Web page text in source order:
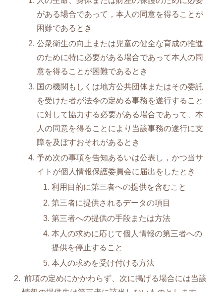
がある場合であって，本人の同意を得ることが
困難であるとき
公衆衛生の向上または児童の健全な育成の推進
のために特に必要がある場合であって本人の同
意を得ることが困難であるとき
国の機関もしくは地方公共団体またはその委託
を受けた者が法令の定める事務を遂行すること
に対して協力する必要がある場合であって、本
人の同意を得ることにより当該事務の遂行に支
障を及ぼすおそれがあるとき
予め次の事項を告知あるいは公表し，かつ当サ
イトが個人情報保護委員会に届出をしたとき
利用目的に第三者への提供を含むこと
第三者に提供されるデータの項目
第三者への提供の手段または方法
本人の求めに応じて個人情報の第三者への
提供を停止すること
本人の求めを受け付ける方法
前項の定めにかかわらず、次に掲げる場合には当該